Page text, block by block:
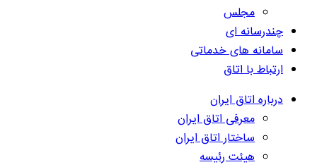
مجلس
چندرسانه ای
سامانه های خدماتی
ارتباط با اتاق
درباره اتاق ایران
معرفی اتاق ایران
ساختار اتاق ایران
هیئت رئیسه